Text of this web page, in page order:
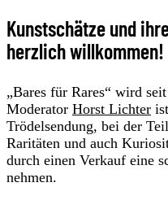
Kunstschätze und
herzlich willkommen!
„Bares für Rares“ wird
Moderator Horst Lichter
Trödelsendung, bei der
Raritäten und auch
durch einen Verkauf eine
nehmen.